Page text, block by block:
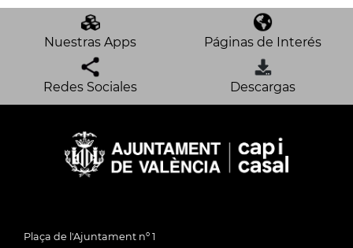
Nuestras Apps Páginas de Interés
Redes Sociales Descargas
Plaça de l'Ajuntament nº 1